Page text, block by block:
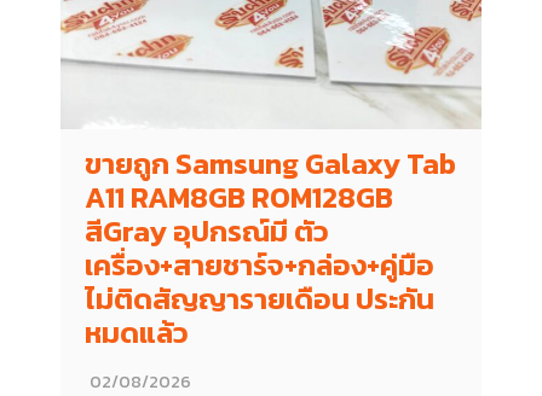
ขายถูก Samsung Galaxy Tab
A11 RAM8GB ROM128GB
สีGray อุปกรณ์มี ตัว
เครื่อง+สายชาร์จ+กล่อง+คู่มือ
ไม่ติดสัญญารายเดือน ประกัน
หมดแล้ว
02/08/2026